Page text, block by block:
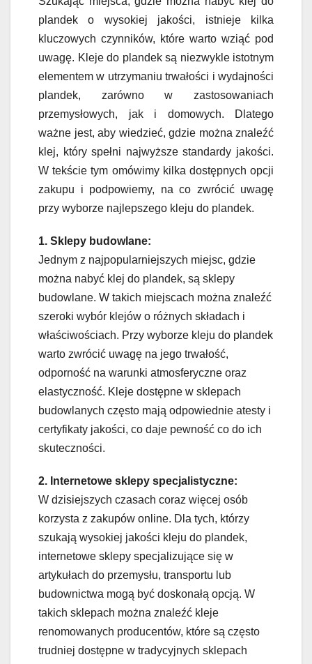
plandek o wysokiej jakości, istnieje kilka
kluczowych czynników, które warto wziąć pod
uwagę. Kleje do plandek są niezwykle istotnym
elementem w utrzymaniu trwałości i wydajności
plandek, zarówno w zastosowaniach
przemysłowych, jak i domowych. Dlatego
ważne jest, aby wiedzieć, gdzie można znaleźć
klej, który spełni najwyższe standardy jakości.
W tekście tym omówimy kilka dostępnych opcji
zakupu i podpowiemy, na co zwrócić uwagę
przy wyborze najlepszego kleju do plandek.
1. Sklepy budowlane:
Jednym z najpopularniejszych miejsc, gdzie
można nabyć klej do plandek, są sklepy
budowlane. W takich miejscach można znaleźć
szeroki wybór klejów o różnych składach i
właściwościach. Przy wyborze kleju do plandek
warto zwrócić uwagę na jego trwałość,
odporność na warunki atmosferyczne oraz
elastyczność. Kleje dostępne w sklepach
budowlanych często mają odpowiednie atesty i
certyfikaty jakości, co daje pewność co do ich
skuteczności.
2. Internetowe sklepy specjalistyczne:
W dzisiejszych czasach coraz więcej osób
korzysta z zakupów online. Dla tych, którzy
szukają wysokiej jakości kleju do plandek,
internetowe sklepy specjalizujące się w
artykułach do przemysłu, transportu lub
budownictwa mogą być doskonałą opcją. W
takich sklepach można znaleźć kleje
renomowanych producentów, które są często
trudniej dostępne w tradycyjnych sklepach